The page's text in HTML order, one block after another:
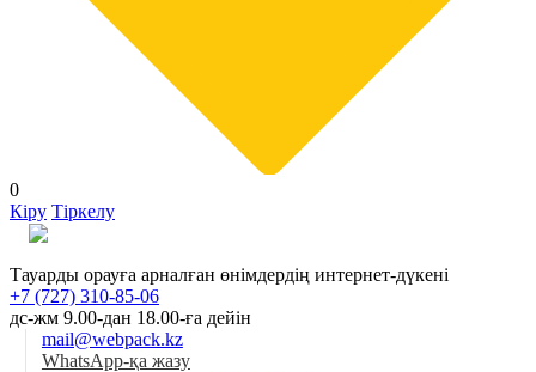
0
Кіру Тіркелу
Тауарды орауға арналған өнімдердің интернет-дүкені
+7 (727) 310-85-06
дс-жм 9.00-дан 18.00-ға дейін
mail@webpack.kz
WhatsApp-қа жазу